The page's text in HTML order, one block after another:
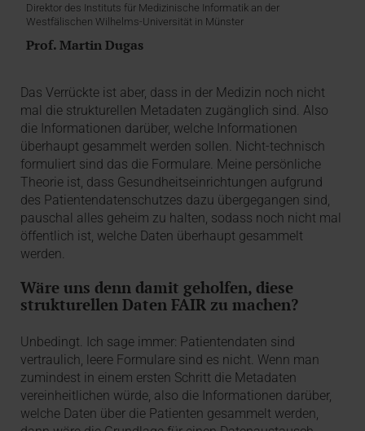
Direktor des Instituts für Medizinische Informatik an der
Westfälischen Wilhelms-Universität in Münster
Prof. Martin Dugas
Das Verrückte ist aber, dass in der Medizin noch nicht
mal die strukturellen Metadaten zugänglich sind. Also
die Informationen darüber, welche Informationen
überhaupt gesammelt werden sollen. Nicht-technisch
formuliert sind das die Formulare. Meine persönliche
Theorie ist, dass Gesundheitseinrichtungen aufgrund
des Patientendatenschutzes dazu übergegangen sind,
pauschal alles geheim zu halten, sodass noch nicht mal
öffentlich ist, welche Daten überhaupt gesammelt
werden.
Wäre uns denn damit geholfen, diese
strukturellen Daten FAIR zu machen?
Unbedingt. Ich sage immer: Patientendaten sind
vertraulich, leere Formulare sind es nicht. Wenn man
zumindest in einem ersten Schritt die Metadaten
vereinheitlichen würde, also die Informationen darüber,
welche Daten über die Patienten gesammelt werden,